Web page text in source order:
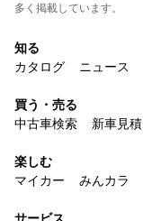
多く掲載しています。
知る
カタログ
ニュース
買う・売る
中古車検索
新車見積
楽しむ
マイカー
みんカラ